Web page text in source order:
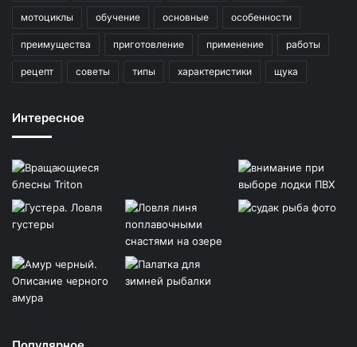
мотоциклы обучение основные особенности
преимущества приготовление применение работы
рецепт советы типы характеристики щука
Интересное